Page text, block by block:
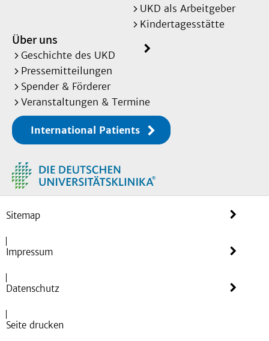
UKD als Arbeitgeber
Kindertagesstätte
Über uns
Geschichte des UKD
Pressemitteilungen
Spender & Förderer
Veranstaltungen & Termine
International Patients
Sitemap
Impressum
Datenschutz
Seite drucken